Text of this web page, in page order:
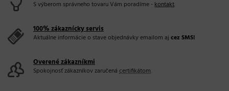
S výberom správneho tovaru Vám poradíme -kontakt.
100% zákaznícky servis
Aktuálne informácie o stave objednávky emailom aj cez SMS!
Overené zákazníkmi
Spokojnosť zákazníkov zaručená certifikátom.